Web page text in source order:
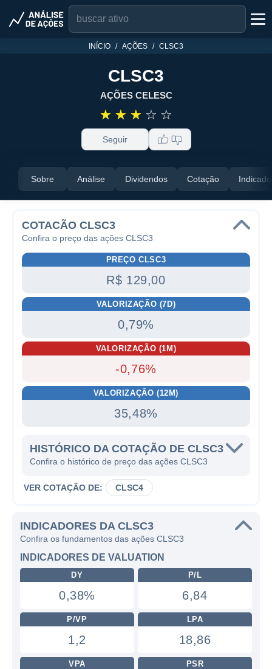
INÍCIO AÇÕES CLSC3
CLSC3
AÇÕES CELESC
☆ ☆ ☆ ☆ ☆
Seguir
Sobre Análise Dividendos Cotação
COTACÃO CLSC3
Confira o preço das ações CLSC3
PREÇO CLSC3
R$ 129,00
VALORIZAÇÃO (7D)
0,79%
VALORIZAÇÃO (1M)
-0,76%
VALORIZAÇÃO (12M)
35,48%
HISTÓRICO DA COTAÇÃO DE CLSC3
Confira o histórico de preço das ações CLSC3
VER COTAÇÃO DE: CLSC4
INDICADORES DA CLSC3
Confira os fundamentos das ações CLSC3
INDICADORES DE VALUATION
DY
0,38%
P/L
6,84
P/VP
1,2
LPA
18,86
VPA PSR